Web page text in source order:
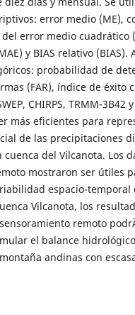
error medio (ME),
del error medio cuadrático
y BIAS relativo (BIAS).
probabilidad de
(FAR), índice de éxito
CHIRPS, TRMM-3B42
más eficientes para
de las precipitaciones
del Vilcanota. Los
mostraron ser útiles
espacio-temporal
Vilcanota, los
remoto
el balance
andinas con